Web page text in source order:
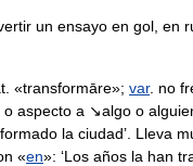
un ensayo en gol, en
«transformāre»; var. no
aspecto a ↘algo o
la ciudad’. Lleva
«en»: ‘Los años la han